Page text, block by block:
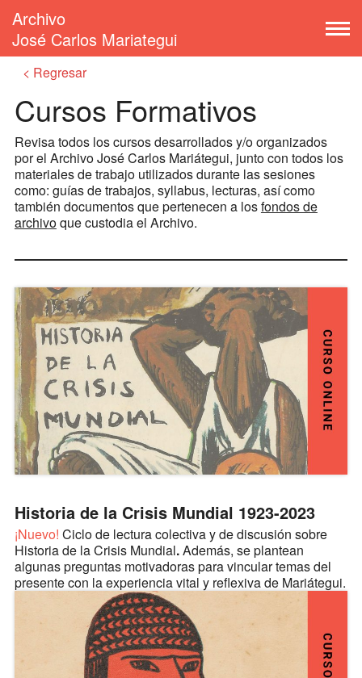
Archivo
José Carlos Mariategui
Regresar
Cursos Formativos
Revisa todos los cursos desarrollados y/o organizados
por el Archivo José Carlos Mariátegui, junto con todos los
materiales de trabajo utilizados durante las sesiones
como: guías de trabajos, syllabus, lecturas, así como
también documentos que pertenecen a losfondos de
archivoque custodia el Archivo.
Historia de la Crisis Mundial 1923-2023
¡Nuevo! Ciclo de lectura colectiva y de discusión sobre
Historia de la Crisis Mundial.Además, se plantean
algunas preguntas motivadoras para vincular temas del
presente con la experiencia vital y reflexiva de Mariátegui.